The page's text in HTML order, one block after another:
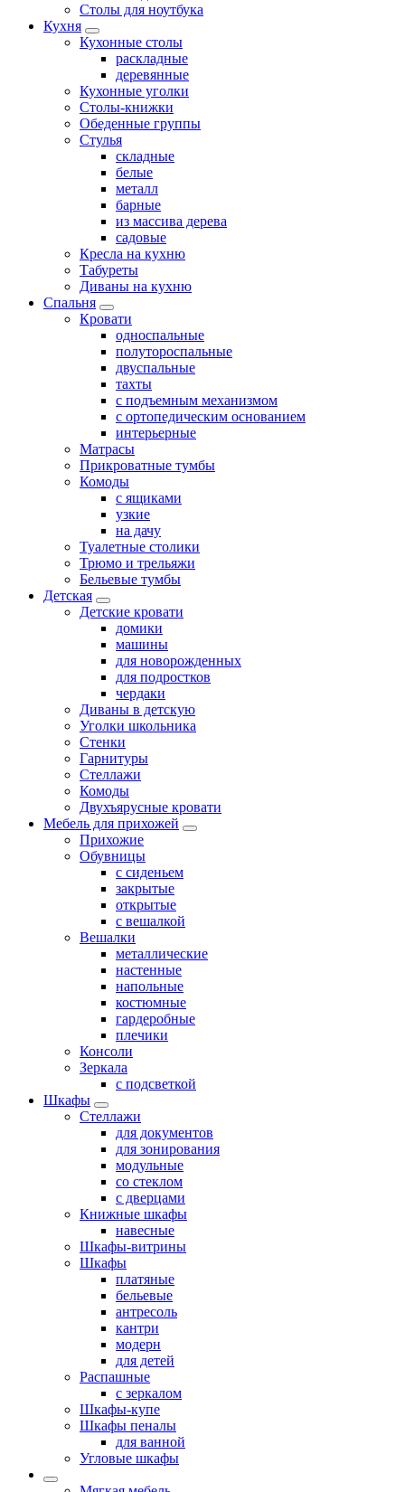
Столы для ноутбука
Кухня
Кухонные столы
раскладные
деревянные
Кухонные уголки
Столы-книжки
Обеденные группы
Стулья
складные
белые
металл
барные
из массива дерева
садовые
Кресла на кухню
Табуреты
Диваны на кухню
Спальня
Кровати
односпальные
полутороспальные
двуспальные
тахты
с подъемным механизмом
с ортопедическим основанием
интерьерные
Матрасы
Прикроватные тумбы
Комоды
с ящиками
узкие
на дачу
Туалетные столики
Трюмо и трельяжи
Бельевые тумбы
Детская
Детские кровати
домики
машины
для новорожденных
для подростков
чердаки
Диваны в детскую
Уголки школьника
Стенки
Гарнитуры
Стеллажи
Комоды
Двухъярусные кровати
Мебель для прихожей
Прихожие
Обувницы
с сиденьем
закрытые
открытые
с вешалкой
Вешалки
металлические
настенные
напольные
костюмные
гардеробные
плечики
Консоли
Зеркала
с подсветкой
Шкафы
Стеллажи
для документов
для зонирования
модульные
со стеклом
с дверцами
Книжные шкафы
навесные
Шкафы-витрины
Шкафы
платяные
бельевые
антресоль
кантри
модерн
для детей
Распашные
с зеркалом
Шкафы-купе
Шкафы пеналы
для ванной
Угловые шкафы